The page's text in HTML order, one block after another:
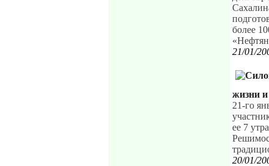
более
21/01/
жизни
21-го
ее 7
20/01/